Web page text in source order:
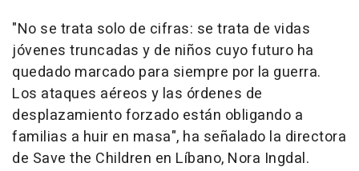
"No se trata solo de cifras: se trata de vidas
jóvenes truncadas y de niños cuyo futuro ha
quedado marcado para siempre por la guerra.
Los ataques aéreos y las órdenes de
desplazamiento forzado están obligando a
familias a huir en masa", ha señalado la directora
de Save the Children en Líbano, Nora Ingdal.